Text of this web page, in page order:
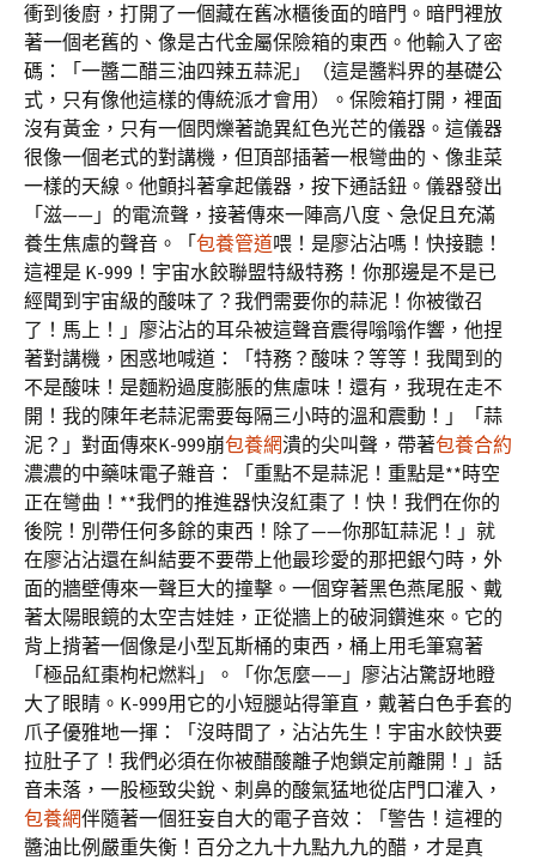
衝到後廚，打開了一個藏在舊冰櫃後面的暗門。暗門裡放
著一個老舊的、像是古代金屬保險箱的東西。他輸入了密
碼：「一醬二醋三油四辣五蒜泥」（這是醬料界的基礎公
式，只有像他這樣的傳統派才會用）。保險箱打開，裡面
沒有黃金，只有一個閃爍著詭異紅色光芒的儀器。這儀器
很像一個老式的對講機，但頂部插著一根彎曲的、像韭菜
一樣的天線。他顫抖著拿起儀器，按下通話鈕。儀器發出
「滋——」的電流聲，接著傳來一陣高八度、急促且充滿
養生焦慮的聲音。「包養管道喂！是廖沾沾嗎！快接聽！
這裡是 K-999！宇宙水餃聯盟特級特務！你那邊是不是已
經聞到宇宙級的酸味了？我們需要你的蒜泥！你被徵召
了！馬上！」廖沾沾的耳朵被這聲音震得嗡嗡作響，他捏
著對講機，困惑地喊道：「特務？酸味？等等！我聞到的
不是酸味！是麵粉過度膨脹的焦慮味！還有，我現在走不
開！我的陳年老蒜泥需要每隔三小時的溫和震動！」「蒜
泥？」對面傳來K-999崩包養網潰的尖叫聲，帶著包養合約
濃濃的中藥味電子雜音：「重點不是蒜泥！重點是**時空
正在彎曲！**我們的推進器快沒紅棗了！快！我們在你的
後院！別帶任何多餘的東西！除了——你那缸蒜泥！」就
在廖沾沾還在糾結要不要帶上他最珍愛的那把銀勺時，外
面的牆壁傳來一聲巨大的撞擊。一個穿著黑色燕尾服、戴
著太陽眼鏡的太空吉娃娃，正從牆上的破洞鑽進來。它的
背上揹著一個像是小型瓦斯桶的東西，桶上用毛筆寫著
「極品紅棗枸杞燃料」。「你怎麼——」廖沾沾驚訝地瞪
大了眼睛。K-999用它的小短腿站得筆直，戴著白色手套的
爪子優雅地一揮：「沒時間了，沾沾先生！宇宙水餃快要
拉肚子了！我們必須在你被醋酸離子炮鎖定前離開！」話
音未落，一股極致尖銳、刺鼻的酸氣猛地從店門口灌入，
包養網伴隨著一個狂妄自大的電子音效：「警告！這裡的
醬油比例嚴重失衡！百分之九十九點九九的醋，才是真